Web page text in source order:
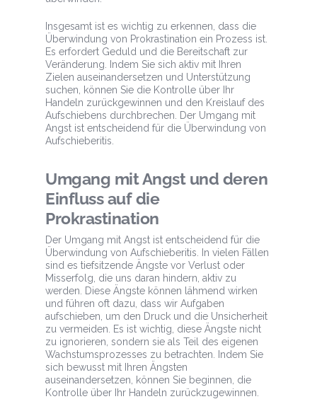
Insgesamt ist es wichtig zu erkennen, dass die
Überwindung von Prokrastination ein Prozess ist.
Es erfordert Geduld und die Bereitschaft zur
Veränderung. Indem Sie sich aktiv mit Ihren
Zielen auseinandersetzen und Unterstützung
suchen, können Sie die Kontrolle über Ihr
Handeln zurückgewinnen und den Kreislauf des
Aufschiebens durchbrechen. Der Umgang mit
Angst ist entscheidend für die Überwindung von
Aufschieberitis.
Umgang mit Angst und deren
Einfluss auf die
Prokrastination
Der Umgang mit Angst ist entscheidend für die
Überwindung von Aufschieberitis. In vielen Fällen
sind es tiefsitzende Ängste vor Verlust oder
Misserfolg, die uns daran hindern, aktiv zu
werden. Diese Ängste können lähmend wirken
und führen oft dazu, dass wir Aufgaben
aufschieben, um den Druck und die Unsicherheit
zu vermeiden. Es ist wichtig, diese Ängste nicht
zu ignorieren, sondern sie als Teil des eigenen
Wachstumsprozesses zu betrachten. Indem Sie
sich bewusst mit Ihren Ängsten
auseinandersetzen, können Sie beginnen, die
Kontrolle über Ihr Handeln zurückzugewinnen.